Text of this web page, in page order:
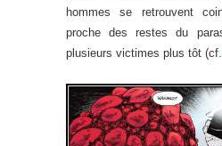
hommes se retrouvent
proche des restes du
plusieurs victimes plus tôt (cf.